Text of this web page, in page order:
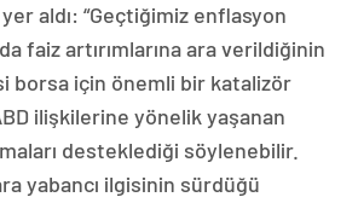
aldı: “Geçtiğimiz enflasyon
faiz artırımlarına ara verildiğinin
borsa için önemli bir katalizör
ilişkilerine yönelik yaşanan
desteklediği söylenebilir.
yabancı ilgisinin sürdüğü